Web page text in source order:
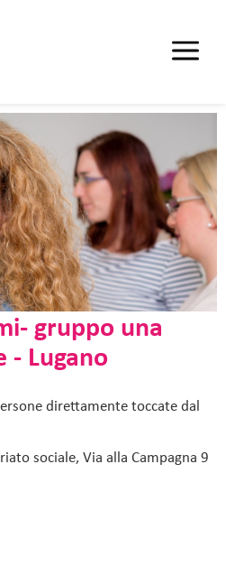
gruppo una
- Lugano
direttamente toccate dal
sociale, Via alla Campagna 9